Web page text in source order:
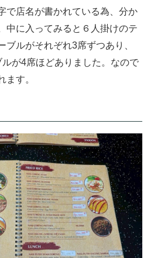
で店名が書かれている為、分か
中に入ってみると６人掛けのテ
ブルがそれぞれ3席ずつあり、
が4席ほどありました。なので
ます。